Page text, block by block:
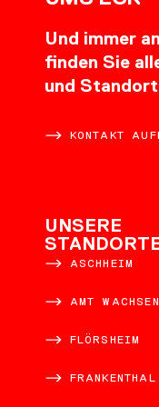
Und immer
finden Sie
und
KONTAKT
UNSERE
ASCHHEIM
AMT
FLÖRSHEIM
FRANKENTHAL